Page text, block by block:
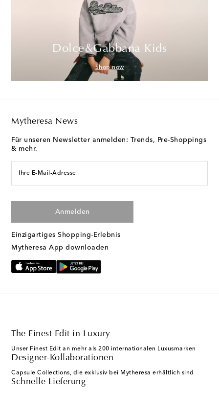
Dolce&Gabbana Kids
Shop now
Mytheresa News
Für unseren Newsletter anmelden: Trends, Pre-Shoppings
& mehr.
Ihre E-Mail-Adresse
Anmelden
Einzigartiges Shopping-Erlebnis
Mytheresa App downloaden
The Finest Edit in Luxury
Unser Finest Edit an mehr als 200 internationalen Luxusmarken
Designer-Kollaborationen
Capsule Collections, die exklusiv bei Mytheresa erhältlich sind
Schnelle Lieferung